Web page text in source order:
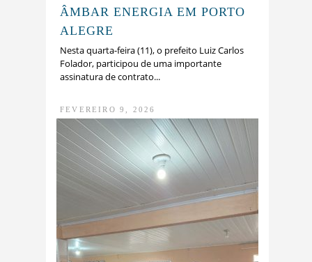
ÂMBAR ENERGIA EM PORTO
ALEGRE
Nesta quarta-feira (11), o prefeito Luiz Carlos
Folador, participou de uma importante
assinatura de contrato...
FEVEREIRO 9, 2026